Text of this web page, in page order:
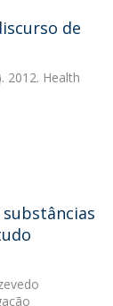
de
2012. Health